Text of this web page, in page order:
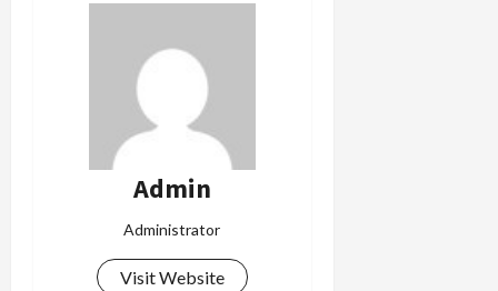
Admin
Administrator
Visit Website